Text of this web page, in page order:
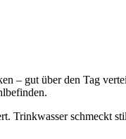
– gut über den Tag
Trinkwasser schmeckt